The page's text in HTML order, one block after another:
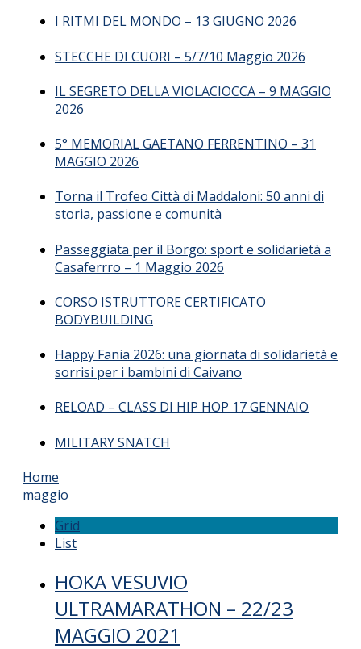
I RITMI DEL MONDO – 13 GIUGNO 2026
STECCHE DI CUORI – 5/7/10 Maggio 2026
IL SEGRETO DELLA VIOLACIOCCA – 9 MAGGIO
2026
5° MEMORIAL GAETANO FERRENTINO – 31
MAGGIO 2026
Torna il Trofeo Città di Maddaloni: 50 anni di
storia, passione e comunità
Passeggiata per il Borgo: sport e solidarietà a
Casaferrro – 1 Maggio 2026
CORSO ISTRUTTORE CERTIFICATO
BODYBUILDING
Happy Fania 2026: una giornata di solidarietà e
sorrisi per i bambini di Caivano
RELOAD – CLASS DI HIP HOP 17 GENNAIO
MILITARY SNATCH
Home
maggio
Grid
List
HOKA VESUVIO
ULTRAMARATHON – 22/23
MAGGIO 2021